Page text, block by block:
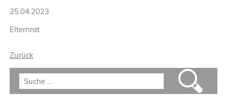
25.04.2023
Elternrat
Zurück